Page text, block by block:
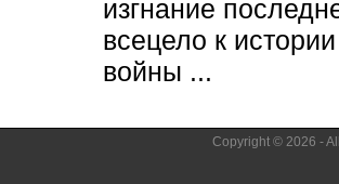
изгнание
всецело к
войны ...
Copyright © 2026 -